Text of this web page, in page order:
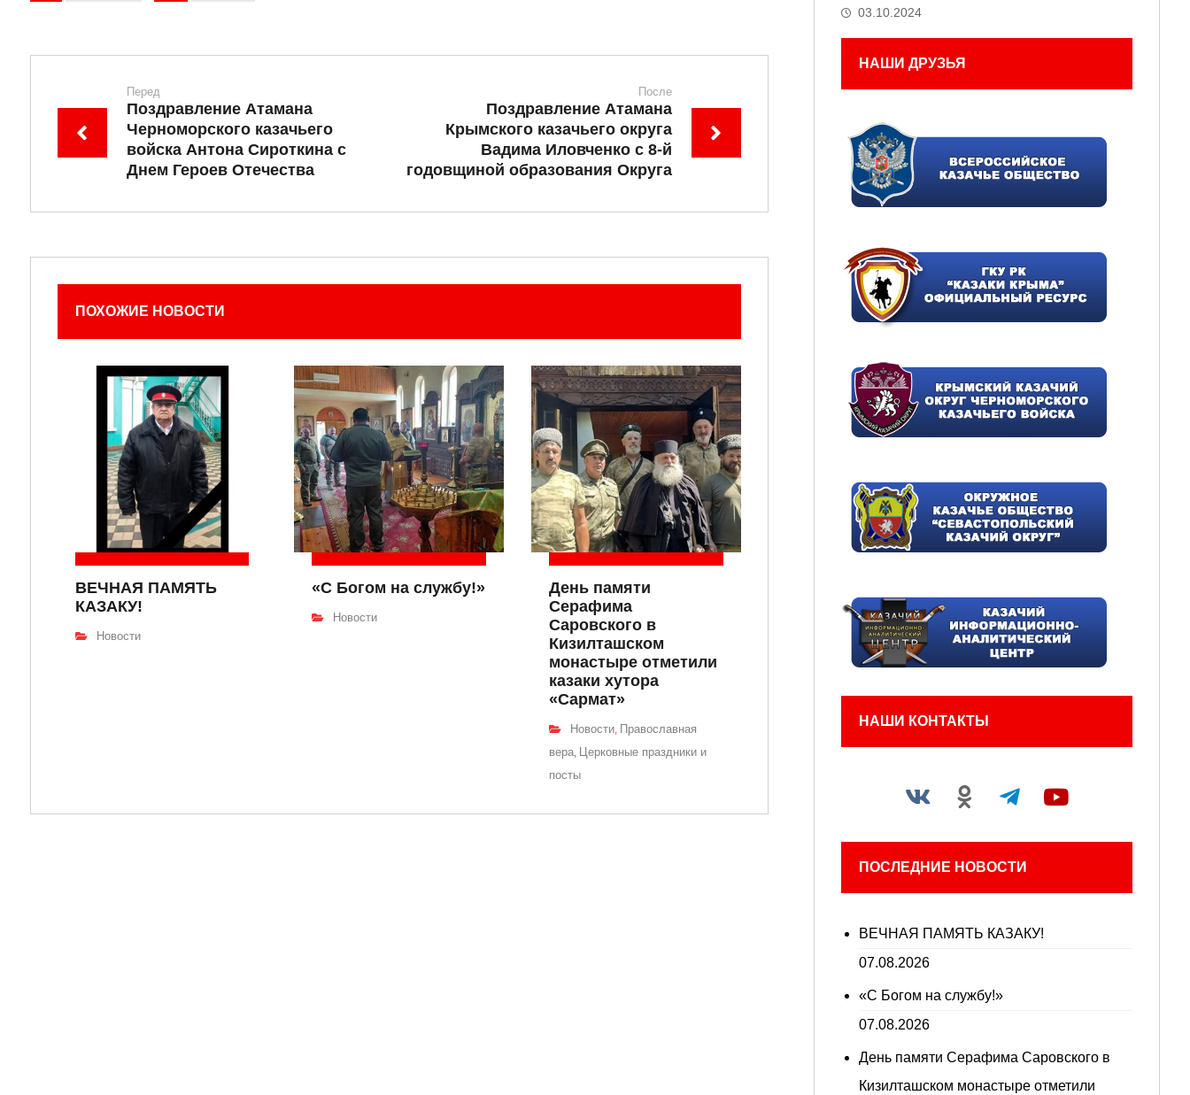
Перед
Поздравление Атамана
Черноморского казачьего
войска Антона Сироткина с
Днем Героев Отечества
После
Поздравление Атамана
Крымского казачьего округа
Вадима Иловченко с 8-й
годовщиной образования Округа
ПОХОЖИЕ НОВОСТИ
ВЕЧНАЯ ПАМЯТЬ
КАЗАКУ!
Новости
«С Богом на службу!»
Новости
День памяти
Серафима
Саровского в
Кизилташском
монастыре отметили
казаки хутора
«Сармат»
Новости, Православная
вера,
Церковные праздники и
посты
03.10.2024
НАШИ ДРУЗЬЯ
НАШИ КОНТАКТЫ
ПОСЛЕДНИЕ НОВОСТИ
ВЕЧНАЯ ПАМЯТЬ КАЗАКУ!
07.08.2026
«С Богом на службу!»
07.08.2026
День памяти Серафима Саровского в
Кизилташском монастыре отметили